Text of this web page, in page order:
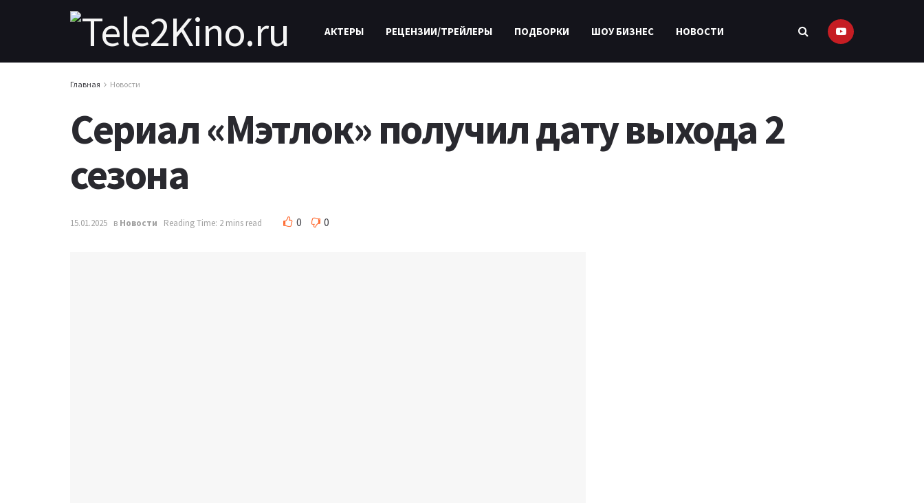
АКТЕРЫ РЕЦЕНЗИИ/ТРЕЙЛЕРЫ ПОДБОРКИ ШОУ БИЗНЕС НОВОСТИ
Главная Новости
Сериал «Мэтлок» получил дату выхода 2
сезона
15.01.2025 в Новости Reading Time: 2 mins read 0 0